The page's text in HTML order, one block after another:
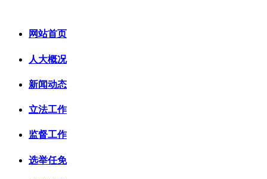
网站首页
人大概况
新闻动态
立法工作
监督工作
选举任免